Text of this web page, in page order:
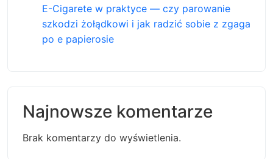
E-Cigarete w praktyce — czy parowanie
szkodzi żołądkowi i jak radzić sobie z zgaga
po e papierosie
Najnowsze komentarze
Brak komentarzy do wyświetlenia.